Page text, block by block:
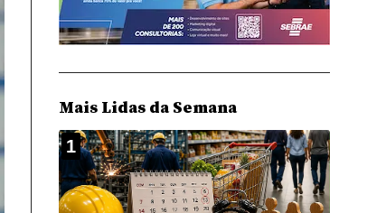
Mais Lidas da Semana
1